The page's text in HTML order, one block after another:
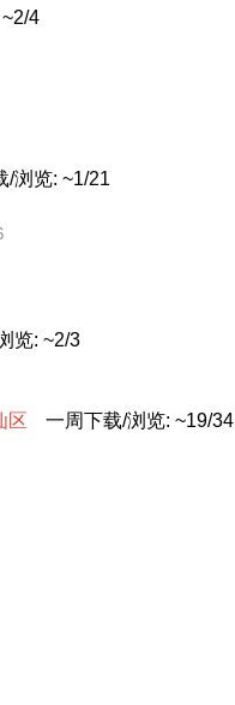
4
/浏览: ~1/21
览: ~2/3
区 一周下载/浏览: ~19/34